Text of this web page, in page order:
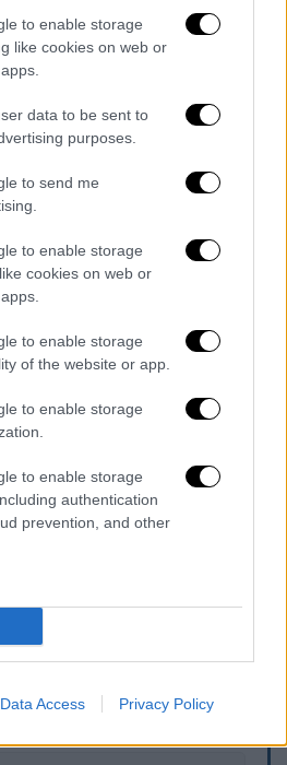
to enable storage
like cookies on web or
data to be sent to
purposes.
to send me
to enable storage
cookies on web or
to enable storage
of the website or app.
to enable storage
to enable storage
authentication
prevention, and other
Data Access Privacy Policy